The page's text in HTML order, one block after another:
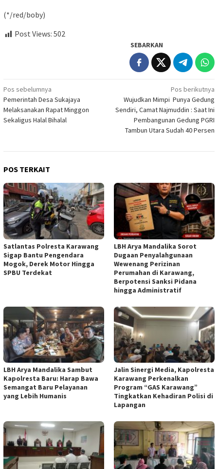
(*/red/boby)
Post Views: 502
SEBARKAN
Navigasi
pos
Pos sebelumnya
Pemerintah Desa Sukajaya
Melaksanakan Rapat Minggon
Sekaligus Halal Bihalal
Pos berikutnya
Wujudkan Mimpi Punya Gedung
Sendiri, Camat Najmuddin : Saat Ini
Pembangunan Gedung PGRI
Tambun Utara Sudah 40 Persen
POS TERKAIT
Satlantas Polresta Karawang
Sigap Bantu Pengendara
Mogok, Derek Motor Hingga
SPBU Terdekat
LBH Arya Mandalika Sorot
Dugaan Penyalahgunaan
Wewenang Perizinan
Perumahan di Karawang,
Berpotensi Sanksi Pidana
hingga Administratif
LBH Arya Mandalika Sambut
Kapolresta Baru: Harap Bawa
Semangat Baru Pelayanan
yang Lebih Humanis
Jalin Sinergi Media, Kapolresta
Karawang Perkenalkan
Program “GAS Karawang”
Tingkatkan Kehadiran Polisi di
Lapangan